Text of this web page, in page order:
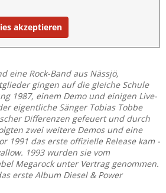
akzeptieren
eine Rock-Band aus Nässjö,
gingen auf die gleiche Schule
1987, einem Demo und einigen Live-
eigentliche Sänger Tobias Tobbe
Differenzen gefeuert und durch
zwei weitere Demos und eine
1991 das erste offizielle Release kam -
1993 wurden sie vom
Megarock unter Vertrag genommen.
erste Album Diesel & Power